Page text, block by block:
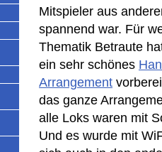
Mitspieler aus
spannend war. Für
Thematik Betraute
ein sehr schönes
Arrangement
das ganze
alle Loks waren mit
Und es wurde mit